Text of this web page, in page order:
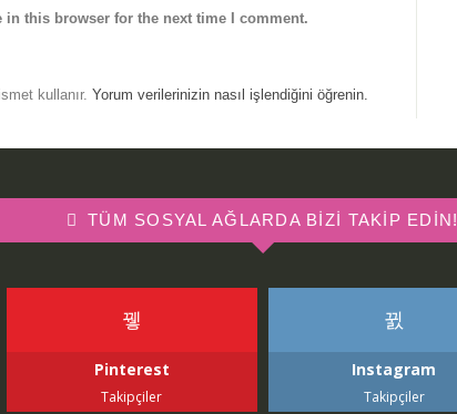
in this browser for the next time I comment.
kullanır. Yorum verilerinizin nasıl işlendiğini öğrenin.
TÜM SOSYAL AĞLARDA BIZI TAKIP EDIN!
Pinterest
Takipçiler
Instagram
Takipçiler